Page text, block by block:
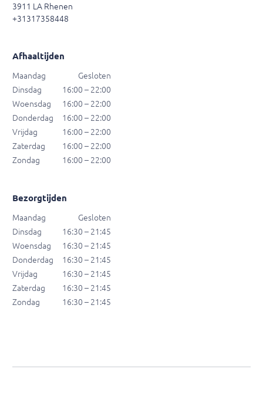
3911 LA Rhenen
+31317358448
Afhaaltijden
Maandag
Gesloten
Dinsdag
16:00 – 22:00
Woensdag
16:00 – 22:00
Donderdag
16:00 – 22:00
Vrijdag
16:00 – 22:00
Zaterdag
16:00 – 22:00
Zondag
16:00 – 22:00
Bezorgtijden
Maandag
Gesloten
Dinsdag
16:30 – 21:45
Woensdag
16:30 – 21:45
Donderdag
16:30 – 21:45
Vrijdag
16:30 – 21:45
Zaterdag
16:30 – 21:45
Zondag
16:30 – 21:45